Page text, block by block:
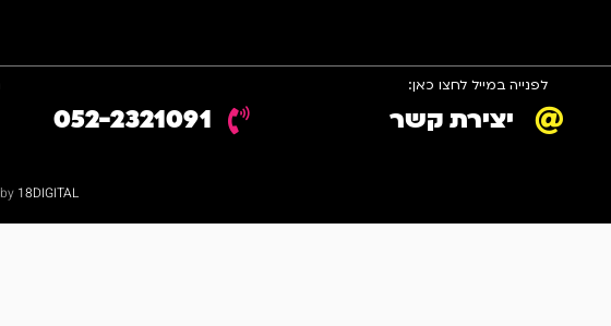
לפנייה במייל לחצו כאן:
יצירת קשר 052-2321091
18DIGITAL